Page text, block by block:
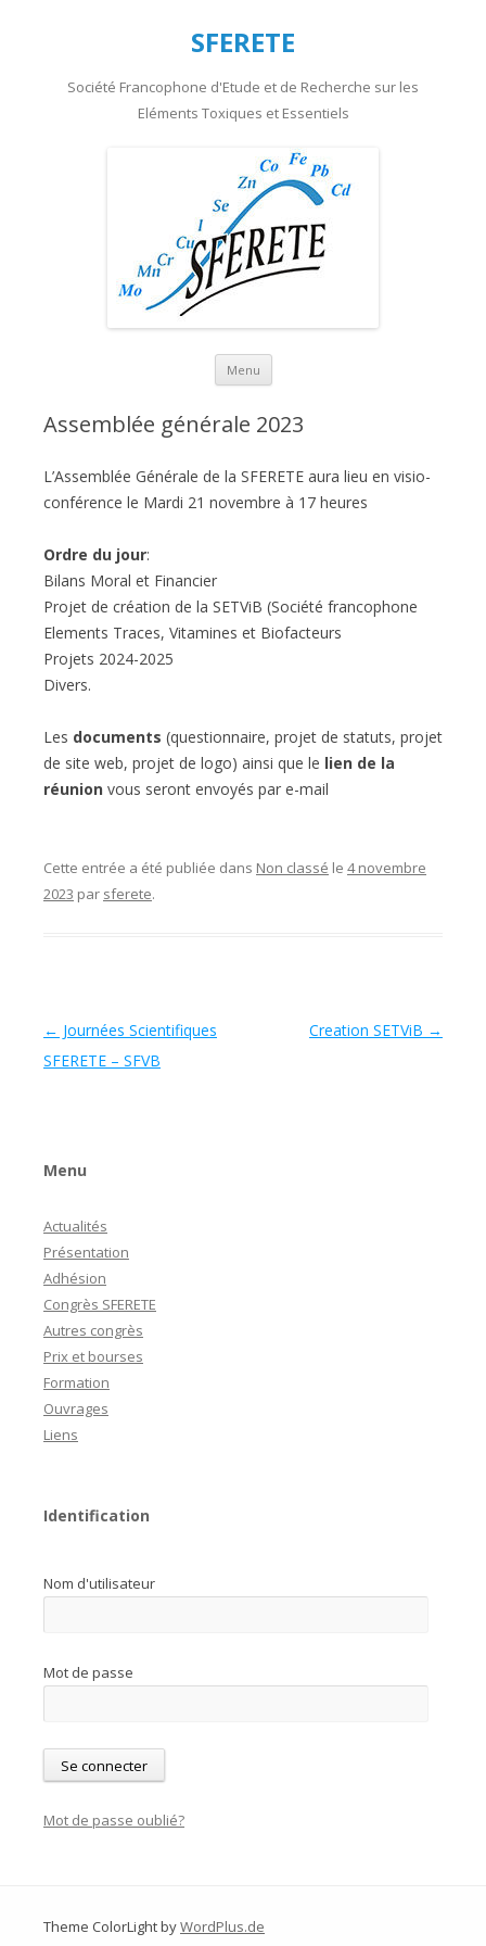
SFERETE
Société Francophone d'Etude et de Recherche sur les
Eléments Toxiques et Essentiels
Menu Aller au contenu principal
Assemblée générale 2023
L’Assemblée Générale de la SFERETE aura lieu en visio-
conférence le Mardi 21 novembre à 17 heures
Ordre du jour:
Bilans Moral et Financier
Projet de création de la SETViB (Société francophone
Elements Traces, Vitamines et Biofacteurs
Projets 2024-2025
Divers.
Les documents (questionnaire, projet de statuts, projet
de site web, projet de logo) ainsi que le lien de la
réunion vous seront envoyés par e-mail
Cette entrée a été publiée dans Non classé le 4 novembre
2023 par sferete.
Navigation des articles
← Journées Scientifiques
SFERETE – SFVB
Creation SETViB →
Menu
Actualités
Présentation
Adhésion
Congrès SFERETE
Autres congrès
Prix et bourses
Formation
Ouvrages
Liens
Identification
Nom d'utilisateur
Mot de passe
Mot de passe oublié?
Theme ColorLight byWordPlus.de